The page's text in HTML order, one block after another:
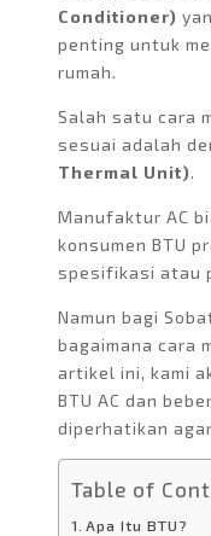
Conditioner)
penting untuk
rumah.
Salah satu cara
sesuai adalah
Thermal Unit).
Manufaktur AC
konsumen BTU
spesifikasi atau
Namun bagi
bagaimana cara
artikel ini, kami
BTU AC dan
diperhatikan
Table of
Apa Itu BTU?